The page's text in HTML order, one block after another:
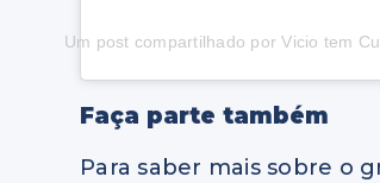
Um post compartilhado por Vicio tem
Faça parte também
Para saber mais sobre o